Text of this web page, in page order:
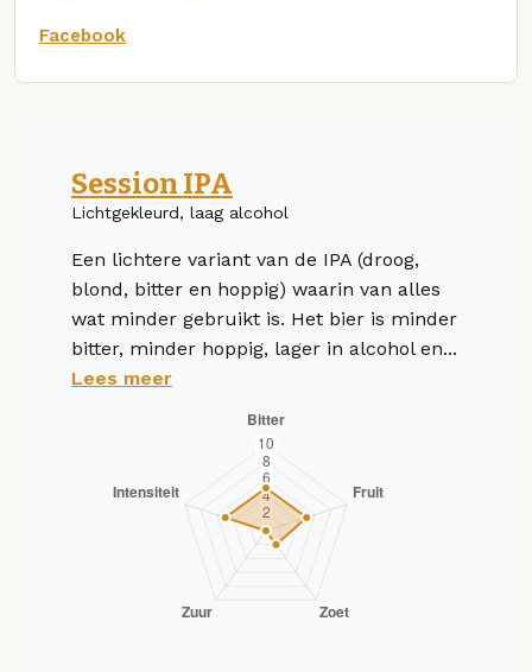
Facebook
Session IPA
Lichtgekleurd, laag alcohol
Een lichtere variant van de IPA (droog,
blond, bitter en hoppig) waarin van alles
wat minder gebruikt is. Het bier is minder
bitter, minder hoppig, lager in alcohol en...
Lees meer